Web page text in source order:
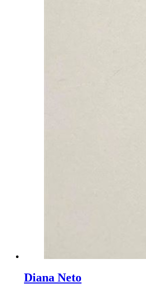
Diana Neto